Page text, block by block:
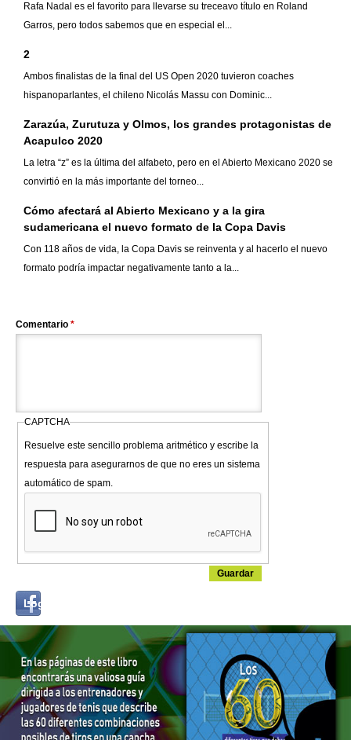
Rafa Nadal es el favorito para llevarse su treceavo título en Roland
Garros, pero todos sabemos que en especial el...
2
Ambos finalistas de la final del US Open 2020 tuvieron coaches
hispanoparlantes, el chileno Nicolás Massu con Dominic...
Zarazúa, Zurutuza y Olmos, los grandes protagonistas de
Acapulco 2020
La letra “z” es la última del alfabeto, pero en el Abierto Mexicano 2020 se
convirtió en la más importante del torneo...
Cómo afectará al Abierto Mexicano y a la gira
sudamericana el nuevo formato de la Copa Davis
Con 118 años de vida, la Copa Davis se reinventa y al hacerlo el nuevo
formato podría impactar negativamente tanto a la...
Comentario *
CAPTCHA
Resuelve este sencillo problema aritmético y escribe la
respuesta para asegurarnos de que no eres un sistema
automático de spam.
Log in with...